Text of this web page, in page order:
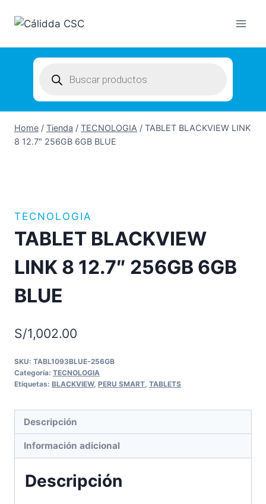
search
Home / Tienda / TECNOLOGIA / TABLET BLACKVIEW LINK
8 12.7″ 256GB 6GB BLUE
TECNOLOGIA
TABLET BLACKVIEW
LINK 8 12.7″ 256GB 6GB
BLUE
S/1,002.00
SKU: TABL1093BLUE-256GB
Categoría: TECNOLOGIA
Etiquetas: BLACKVIEW, PERU SMART TABLETS
Descripción
Información adicional
Descripción